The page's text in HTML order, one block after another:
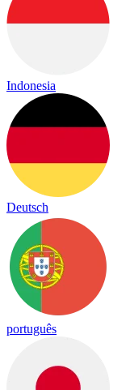
Indonesia
Deutsch
português